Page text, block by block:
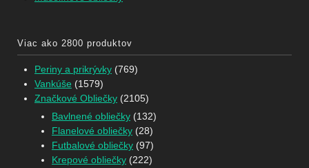
Viac ako 2800 produktov
Periny a prikrývky (769)
Vankúše (1579)
Značkové Obliečky (2105)
Bavlnené obliečky (132)
Flanelové obliečky (28)
Futbalové obliečky (97)
Krepové obliečky (222)